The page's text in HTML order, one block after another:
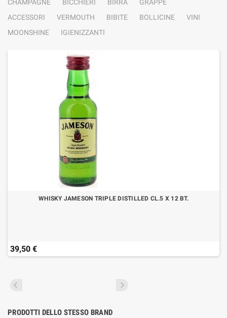
CHAMPAGNE
BICCHIERI BIRRA
GRAPPE
ACCESSORI
VERMOUTH BIBITE BOLLICINE
VINI
MOONSHINE
IGIENIZZANTI
WHISKY JAMESON TRIPLE DISTILLED CL.5 X 12 BT.
39,50 €
PRODOTTI DELLO STESSO BRAND